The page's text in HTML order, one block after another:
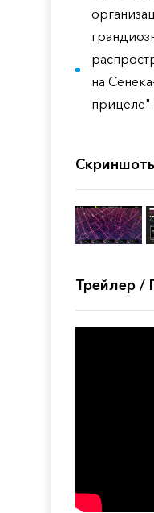
на
прицеле".
Трейлер /